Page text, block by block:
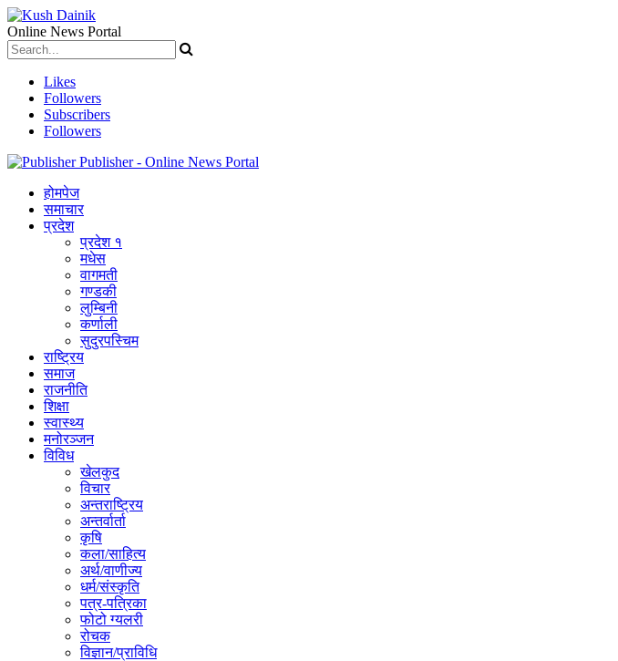
Online News Portal
Likes
Followers
Subscribers
Followers
Publisher - Online News Portal
होमपेज
समाचार
प्रदेश
प्रदेश १
मधेस
वागमती
गण्डकी
लुम्बिनी
कर्णाली
सुदुरपस्चिम
राष्ट्रिय
समाज
राजनीति
शिक्षा
स्वास्थ्य
मनोरञ्जन
विविध
खेलकुद
विचार
अन्तराष्ट्रिय
अन्तर्वार्ता
कृषि
कला/साहित्य
अर्थ/वाणीज्य
धर्म/संस्कृति
पत्र-पत्रिका
फोटो ग्यलरी
रोचक
विज्ञान/प्राविधि